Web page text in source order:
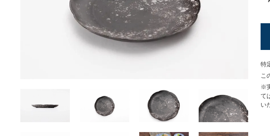
特
こ
※
て
い